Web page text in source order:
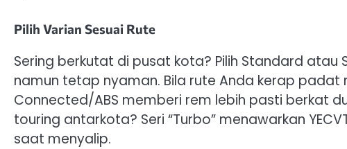
Pilih Varian Sesuai Rute
Sering berkutat di pusat kota? Pilih Standard atau
namun tetap nyaman. Bila rute Anda kerap
Connected/ABS memberi rem lebih pasti berkat
touring antarkota? Seri “Turbo” menawarkan
saat menyalip.